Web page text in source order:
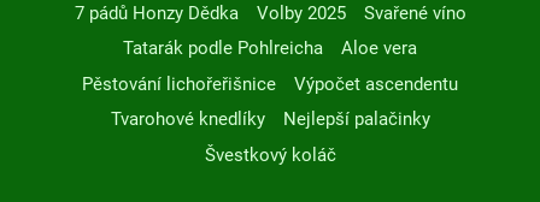
7 pádů Honzy Dědka
Volby 2025
Svařené víno
Tatarák podle Pohlreicha
Aloe vera
Pěstování lichořeřišnice
Výpočet ascendentu
Tvarohové knedlíky
Nejlepší palačinky
Švestkový koláč